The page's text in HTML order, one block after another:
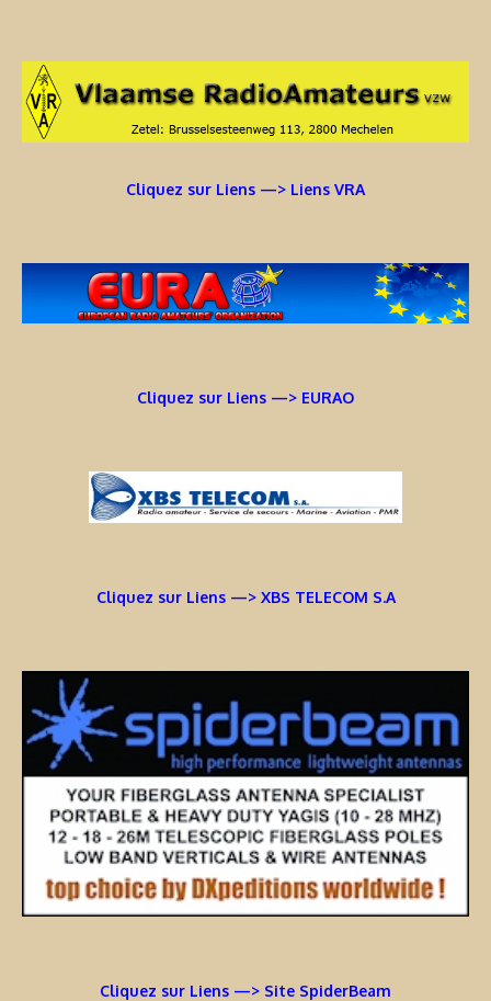
Cliquez sur Liens —> Liens VRA
Cliquez sur Liens —> EURAO
Cliquez sur Liens —> XBS TELECOM S.A
Cliquez sur Liens —> Site SpiderBeam